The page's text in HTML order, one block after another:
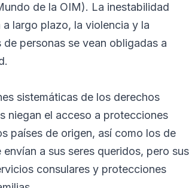
de la OIM). La inestabilidad
largo plazo, la violencia y la
personas se vean obligadas a
sistemáticas de los derechos
niegan el acceso a protecciones
países de origen, así como los de
a sus seres queridos, pero sus
consulares y protecciones